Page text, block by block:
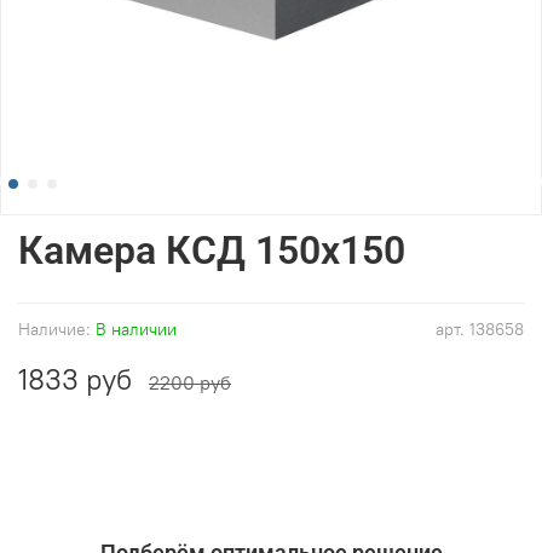
арт. 138658
Наличие: В наличии
Камера КСД 150х150
1833 руб 2200 руб